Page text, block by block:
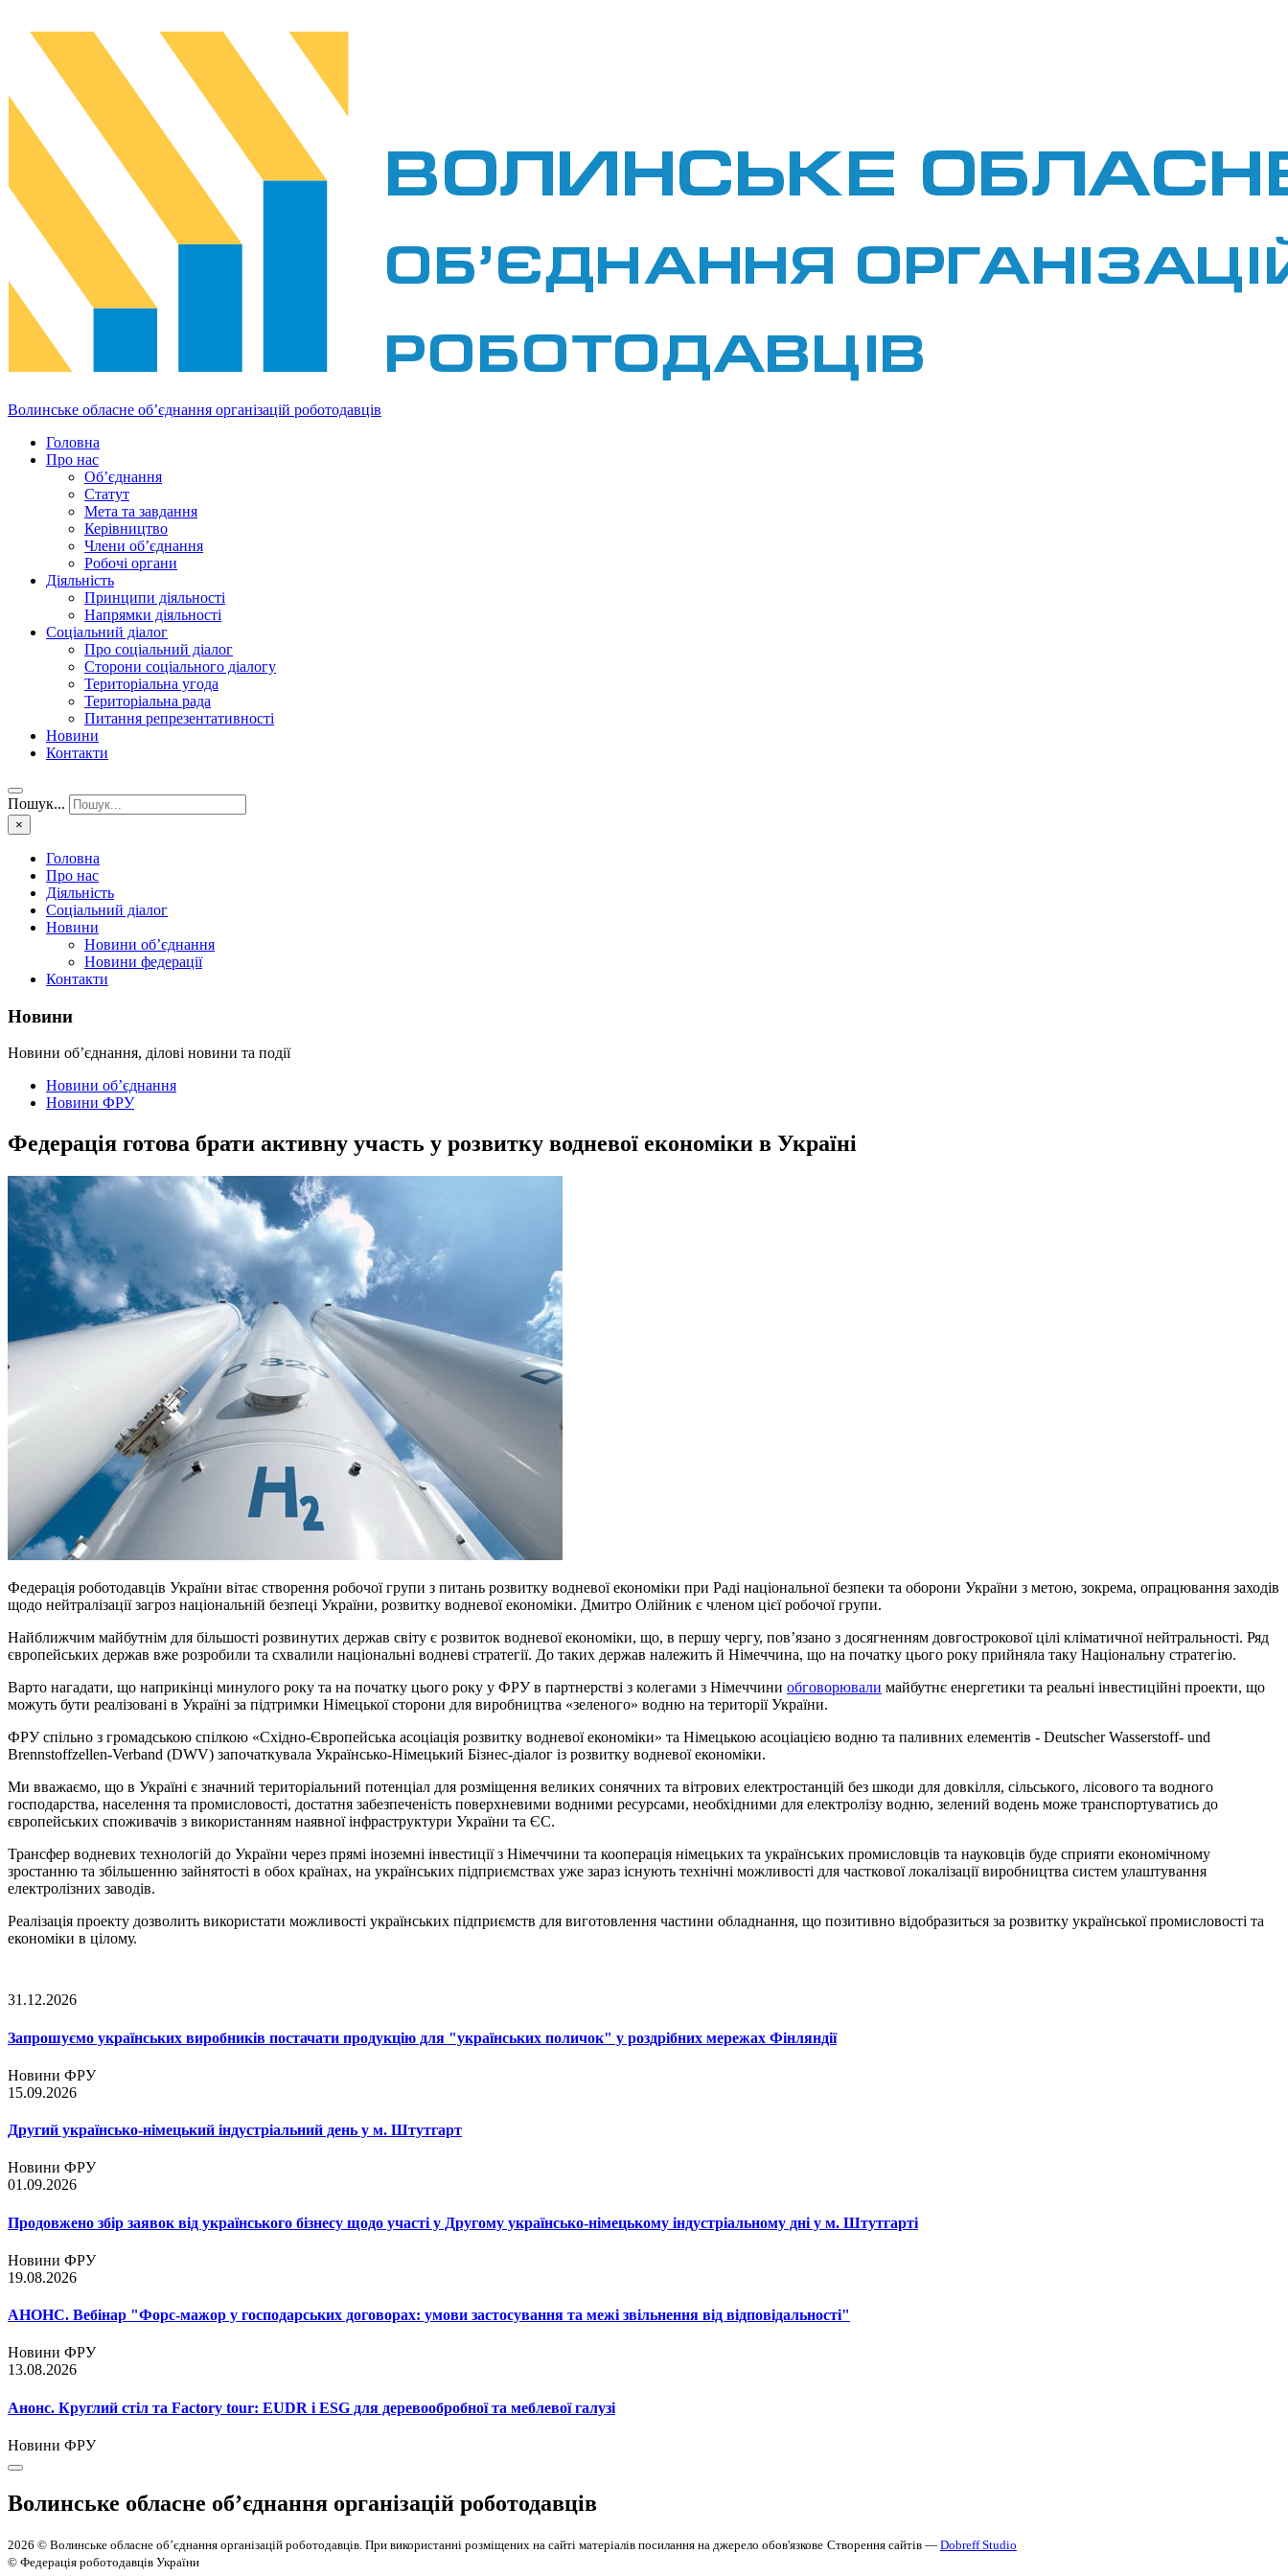
Волинське обласне об’єднання організацій роботодавців
Головна
Про нас
Об’єднання
Статут
Мета та завдання
Керівництво
Члени об’єднання
Робочі органи
Діяльність
Принципи діяльності
Напрямки діяльності
Соціальний діалог
Про соціальний діалог
Сторони соціального діалогу
Територіальна угода
Територіальна рада
Питання репрезентативності
Новини
Контакти
Пошук...
×
Головна
Про нас
Діяльність
Соціальний діалог
Новини
Новини об’єднання
Новини федерації
Контакти
Новини
Новини об’єднання, ділові новини та події
Новини об’єднання
Новини ФРУ
Федерація готова брати активну участь у розвитку водневої економіки в Україні
Федерація роботодавців України вітає створення робочої групи з питань розвитку водневої економіки при Раді національної безпеки та оборони України з метою, зокрема, опрацювання заходів
щодо нейтралізації загроз національній безпеці України, розвитку водневої економіки. Дмитро Олійник є членом цієї робочої групи.
Найближчим майбутнім для більшості розвинутих держав світу є розвиток водневої економіки, що, в першу чергу, пов’язано з досягненням довгострокової цілі кліматичної нейтральності. Ряд
європейських держав вже розробили та схвалили національні водневі стратегії. До таких держав належить й Німеччина, що на початку цього року прийняла таку Національну стратегію.
Варто нагадати, що наприкінці минулого року та на початку цього року у ФРУ в партнерстві з колегами з Німеччини обговорювали майбутнє енергетики та реальні інвестиційні проекти, що
можуть бути реалізовані в Україні за підтримки Німецької сторони для виробництва «зеленого» водню на території України.
ФРУ спільно з громадською спілкою «Східно-Європейська асоціація розвитку водневої економіки» та Німецькою асоціацією водню та паливних елементів - Deutscher Wasserstoff- und
Brennstoffzellen-Verband (DWV) започаткувала Українсько-Німецький Бізнес-діалог із розвитку водневої економіки.
Ми вважаємо, що в Україні є значний територіальний потенціал для розміщення великих сонячних та вітрових електростанцій без шкоди для довкілля, сільського, лісового та водного
господарства, населення та промисловості, достатня забезпеченість поверхневими водними ресурсами, необхідними для електролізу водню, зелений водень може транспортуватись до
європейських споживачів з використанням наявної інфраструктури України та ЄС.
Трансфер водневих технологій до України через прямі іноземні інвестиції з Німеччини та кооперація німецьких та українських промисловців та науковців буде сприяти економічному
зростанню та збільшенню зайнятості в обох країнах, на українських підприємствах уже зараз існують технічні можливості для часткової локалізації виробництва систем улаштування
електролізних заводів.
Реалізація проекту дозволить використати можливості українських підприємств для виготовлення частини обладнання, що позитивно відобразиться за розвитку української промисловості та
економіки в цілому.
31.12.2026
Запрошуємо українських виробників постачати продукцію для "українських поличок" у роздрібних мережах Фінляндії
Новини ФРУ
15.09.2026
Другий українсько-німецький індустріальний день у м. Штутгарт
Новини ФРУ
01.09.2026
Продовжено збір заявок від українського бізнесу щодо участі у Другому українсько-німецькому індустріальному дні у м. Штутгарті
Новини ФРУ
19.08.2026
АНОНС. Вебінар "Форс-мажор у господарських договорах: умови застосування та межі звільнення від відповідальності"
Новини ФРУ
13.08.2026
Анонс. Круглий стіл та Factory tour: EUDR і ESG для деревообробної та меблевої галузі
Новини ФРУ
Волинське обласне об’єднання організацій роботодавців
2026 © Волинське обласне об’єднання організацій роботодавців. При використанні розміщених на сайті матеріалів посилання на джерело обов'язкове Створення сайтів — Dobreff Studio
© Федерація роботодавців України